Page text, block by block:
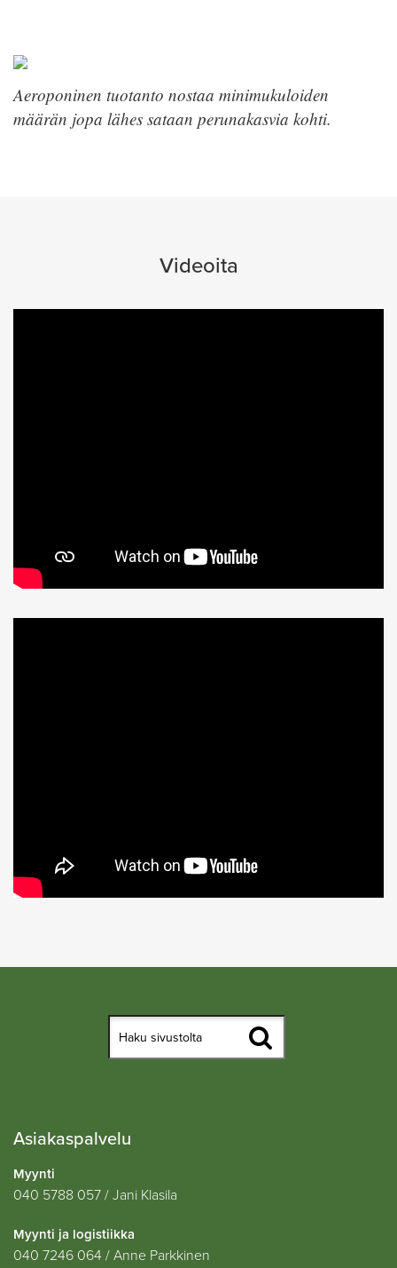
Aeroponinen tuotanto nostaa minimukuloiden
määrän jopa lähes sataan perunakasvia kohti.
Videoita
Asiakaspalvelu
Myynti
040 5788 057 / Jani Klasila
Myynti ja logistiikka
040 7246 064 / Anne Parkkinen